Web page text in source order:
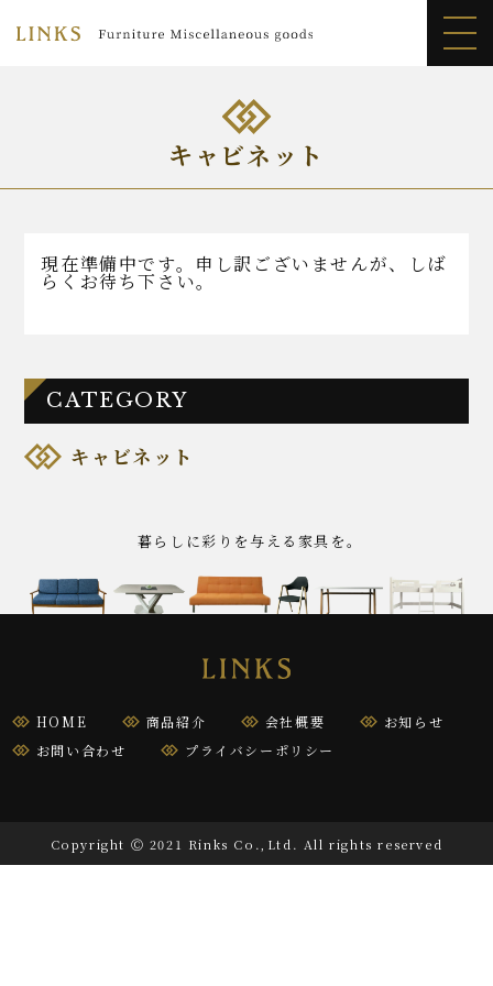
LINKS> 商品紹介> 収納>キャビネット
キャビネット
CATEGORY
キャビネット
現在準備中です。申し訳ございませんが、しば
らくお待ち下さい。
暮らしに彩りを与える家具を｡
HOME 商品紹介 会社概要
お知らせ
お問い合わせ
プライバシーポリシー
Copyright Ⓒ 2021 Rinks Co.,Ltd. All rights reserved